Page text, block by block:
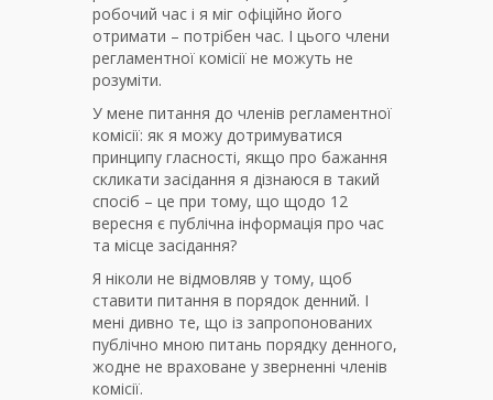
робочий час і я міг офіційно його
отримати – потрібен час. І цього члени
регламентної комісії не можуть не
розуміти.
У мене питання до членів регламентної
комісії: як я можу дотримуватися
принципу гласності, якщо про бажання
скликати засідання я дізнаюся в такий
спосіб – це при тому, що щодо 12
вересня є публічна інформація про час
та місце засідання?
Я ніколи не відмовляв у тому, щоб
ставити питання в порядок денний. І
мені дивно те, що із запропонованих
публічно мною питань порядку денного,
жодне не враховане у зверненні членів
комісії.